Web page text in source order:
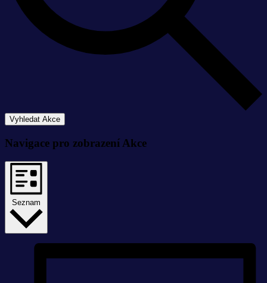
Vyhledat Akce
Navigace pro zobrazení Akce
Seznam